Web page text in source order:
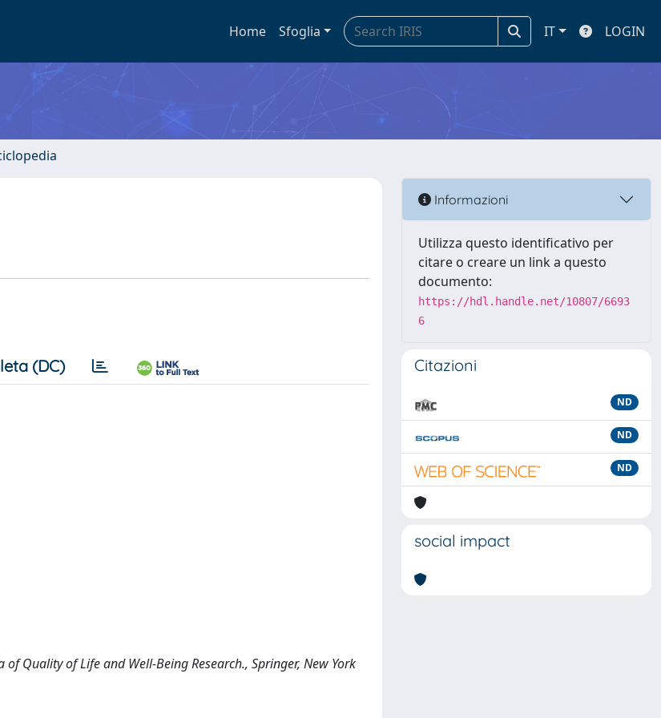
Home Sfoglia IT LOGIN
(DC)
Quality of Life and Well-Being Research., Springer, New York
Informazioni
Utilizza questo identificativo per
citare o creare un link a questo
documento:
https://hdl.handle.net/10807/6693
6
Citazioni
ND
ND
ND
social impact